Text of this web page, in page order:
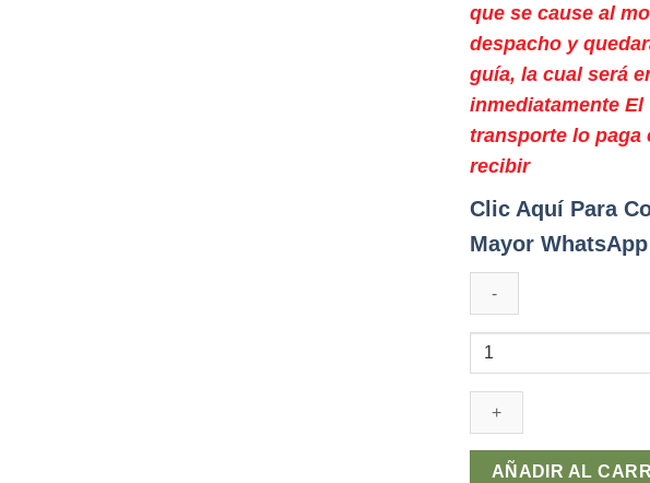
que se cause al
despacho y
guía, la cual será
inmediatamente El
transporte lo paga
recibir
Clic Aquí Para
Mayor
Envase
Gotero
Ámbar
AÑADIR AL